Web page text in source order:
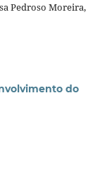
Pedroso Moreira,
do